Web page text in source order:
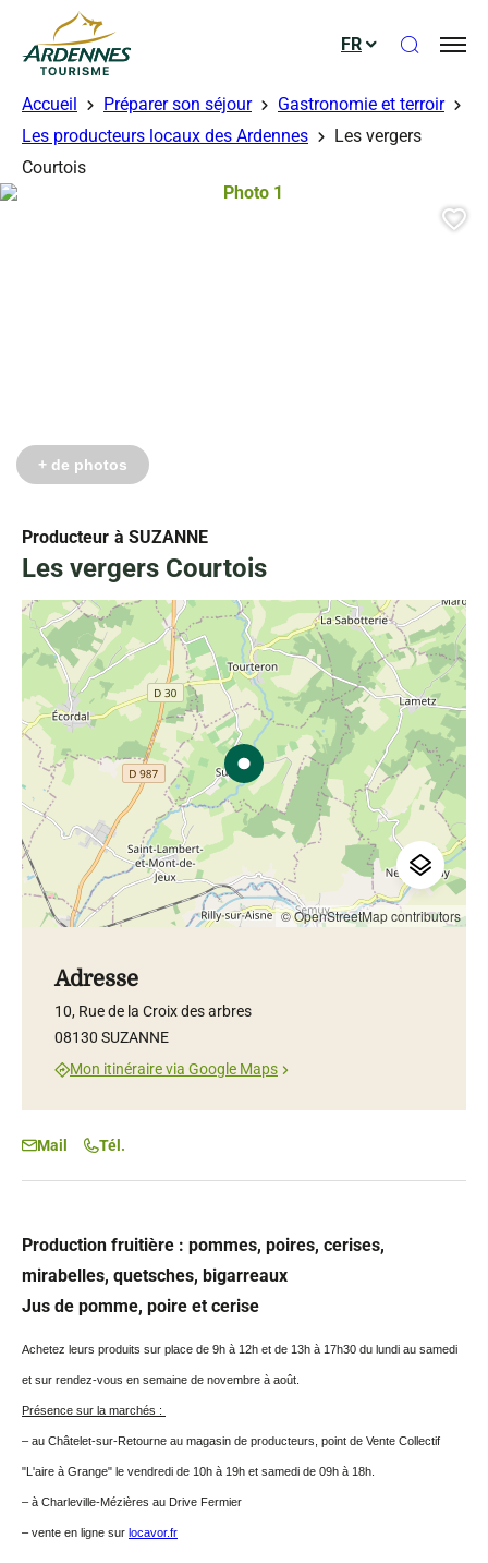
ADT des Ardennes
FR Ouvrir
Accueil Préparer son séjour
Gastronomie et terroir
Les producteurs locaux des Ardennes
Les vergers
Courtois
Producteur à SUZANNE
Les vergers Courtois
Photo 1, © Droits libres
+ de photos
Production fruitière : pommes, poires, cerises,
mirabelles, quetsches, bigarreaux
Jus de pomme, poire et cerise
Achetez leurs produits sur place de 9h à 12h et de 13h à 17h30 du lundi au samedi
et sur rendez-vous en semaine de novembre à août.
Présence sur la marchés :
– au Châtelet-sur-Retourne au magasin de producteurs, point de Vente Collectif
"L'aire à Grange" le vendredi de 10h à 19h et samedi de 09h à 18h.
– à Charleville-Mézières au Drive Fermier
– vente en ligne sur locavor.fr
© OpenStreetMap contributors
Adresse
10, Rue de la Croix des arbres
08130 SUZANNE
Mon itinéraire via Google Maps
Mail Tél.